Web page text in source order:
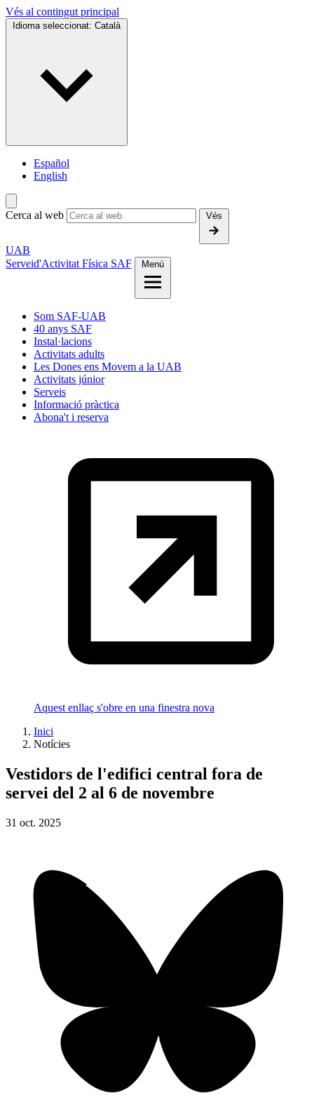
Vés al contingut principal
Idioma seleccionat: Català
Español
English
Cerca al web Vés
UAB
Serveid'Activitat Física SAF Menú
Som SAF-UAB
40 anys SAF
Instal·lacions
Activitats adults
Les Dones ens Movem a la UAB
Activitats júnior
Serveis
Informació pràctica
Abona't i reserva
Aquest enllaç s'obre en una finestra nova
Inici
Notícies
Vestidors de l'edifici central fora de
servei del 2 al 6 de novembre
31 oct. 2025